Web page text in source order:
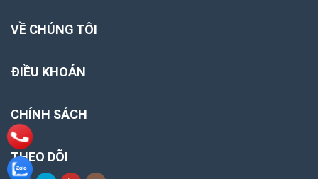
VỀ CHÚNG TÔI
ĐIỀU KHOẢN
CHÍNH SÁCH
THEO DÕI